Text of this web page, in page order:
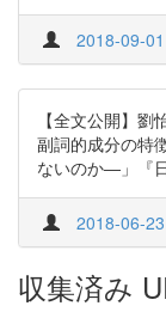
2018-09-
【全文公開】
副詞的成分の特
ないのか―」『
2018-06-
収集済み